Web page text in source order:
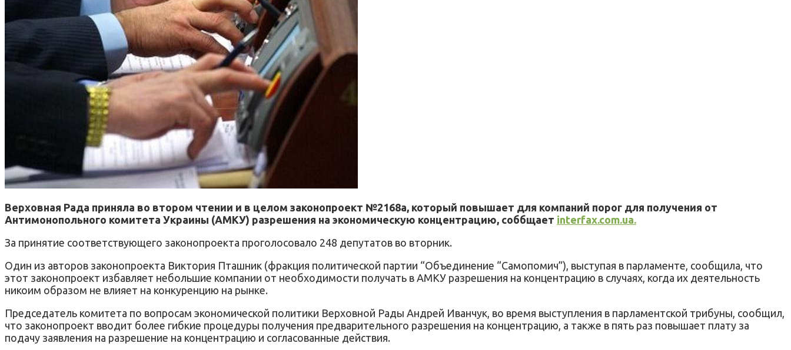
Верховная Рада приняла во втором чтении и в целом законопроект №2168а, который повышает для компаний порог для получения от
Антимонопольного комитета Украины (АМКУ) разрешения на экономическую концентрацию, соббщает interfax.com.ua.
За принятие соответствующего законопроекта проголосовало 248 депутатов во вторник.
Один из авторов законопроекта Виктория Пташник (фракция политической партии “Объединение “Самопомич”), выступая в парламенте, сообщила, что
этот законопроект избавляет небольшие компании от необходимости получать в АМКУ разрешения на концентрацию в случаях, когда их деятельность
никоим образом не влияет на конкуренцию на рынке.
Председатель комитета по вопросам экономической политики Верховной Рады Андрей Иванчук, во время выступления в парламентской трибуны, сообщил,
что законопроект вводит более гибкие процедуры получения предварительного разрешения на концентрацию, а также в пять раз повышает плату за
подачу заявления на разрешение на концентрацию и согласованные действия.